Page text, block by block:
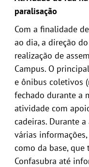
paralisação
Com a finalidade
ao dia, a direção
realização de
Campus. O
e ônibus coletivos
fechado durante a
atividade com
cadeiras. Durante
várias
como da base, que
Confasubra até